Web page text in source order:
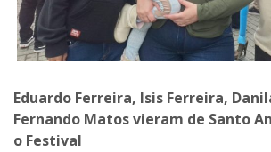
Eduardo Ferreira, Isis Ferreira,
Fernando Matos vieram de Santo
o Festival